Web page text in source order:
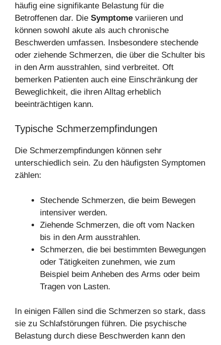
häufig eine signifikante Belastung für die
Betroffenen dar. Die Symptome variieren und
können sowohl akute als auch chronische
Beschwerden umfassen. Insbesondere stechende
oder ziehende Schmerzen, die über die Schulter bis
in den Arm ausstrahlen, sind verbreitet. Oft
bemerken Patienten auch eine Einschränkung der
Beweglichkeit, die ihren Alltag erheblich
beeinträchtigen kann.
Typische Schmerzempfindungen
Die Schmerzempfindungen können sehr
unterschiedlich sein. Zu den häufigsten Symptomen
zählen:
Stechende Schmerzen, die beim Bewegen
intensiver werden.
Ziehende Schmerzen, die oft vom Nacken
bis in den Arm ausstrahlen.
Schmerzen, die bei bestimmten Bewegungen
oder Tätigkeiten zunehmen, wie zum
Beispiel beim Anheben des Arms oder beim
Tragen von Lasten.
In einigen Fällen sind die Schmerzen so stark, dass
sie zu Schlafstörungen führen. Die psychische
Belastung durch diese Beschwerden kann den